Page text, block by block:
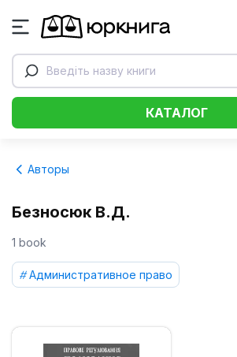
Введіть назву книги
КАТАЛОГ
Авторы
Безносюк В.Д.
1 book
Административное право